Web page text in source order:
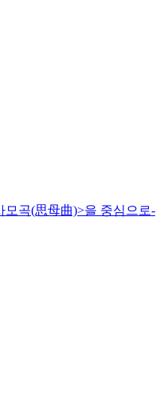
모곡(思母曲)>을 중심으로-